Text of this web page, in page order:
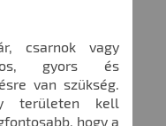
csarnok vagy
gyors és
van szükség.
területen kell
hogy a